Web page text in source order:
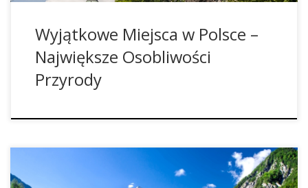
Wyjątkowe Miejsca w Polsce –
Największe Osobliwości
Przyrody